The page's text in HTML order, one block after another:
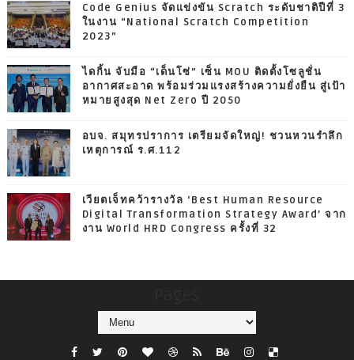
Code Genius จัดแข่งขัน Scratch ระดับชาติปีที่ 3
ในงาน “National Scratch Competition
2023”
ไดกิ้น จับมือ “เด็นโซ่” เซ็น MOU ติดตั้งโซลูชั่น
อากาศสะอาด พร้อมร่วมแรงสร้างความยั่งยืน สู่เป้า
หมายสูงสุด Net Zero ปี 2050
อบจ. สมุทรปราการ เตรียมจัดใหญ่! ชวนหวนรำลึก
เหตุการณ์ ร.ศ.112
เวียตเจ็ทคว้ารางวัล ‘Best Human Resource
Digital Transformation Strategy Award’ จาก
งาน World HRD Congress ครั้งที่ 32